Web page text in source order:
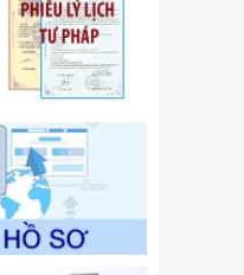
Bộ Tài
hiện xử phạt
lĩnh vực
NĐ-CP
2026/NĐ-CP
bổ sung
định số
19 tháng 10